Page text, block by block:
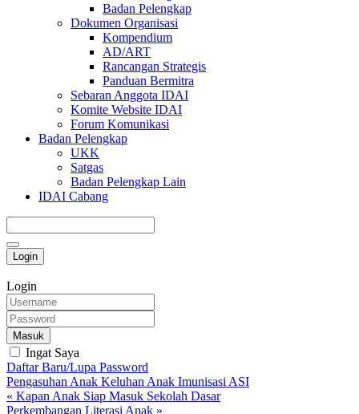
Badan Pelengkap
Dokumen Organisasi
Kompendium
AD/ART
Rancangan Strategis
Panduan Bermitra
Sebaran Anggota IDAI
Komite Website IDAI
Forum Komunikasi
Badan Pelengkap
UKK
Satgas
Badan Pelengkap Lain
IDAI Cabang
Login
Login
Masuk
Ingat Saya
Daftar Baru/Lupa Password
Pengasuhan Anak Keluhan Anak Imunisasi ASI
« Kapan Anak Siap Masuk Sekolah Dasar
Perkembangan Literasi Anak »